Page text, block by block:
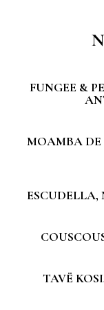
FUNGEE &
MOAMBA
TAVË